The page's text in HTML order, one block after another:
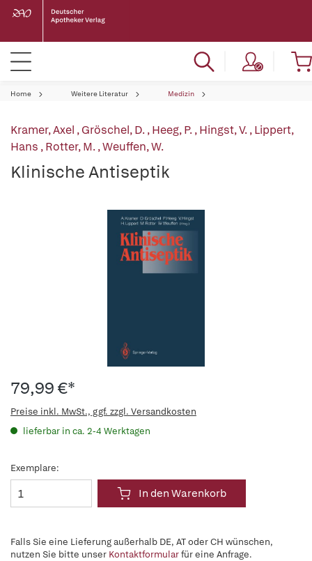
Home Weitere Literatur Medizin
Kramer, Axel ,Gröschel, D.,Heeg, P.,Hingst, V.,Lippert,
Hans ,Rotter, M.,Weuffen, W.
Klinische Antiseptik
79,99 €*
Preise inkl. MwSt., ggf. zzgl. Versandkosten
lieferbar in ca. 2-4 Werktagen
Exemplare:
In den Warenkorb
Falls Sie eine Lieferung außerhalb DE, AT oder CH wünschen,
nutzen Sie bitte unser Kontaktformularfür eine Anfrage.